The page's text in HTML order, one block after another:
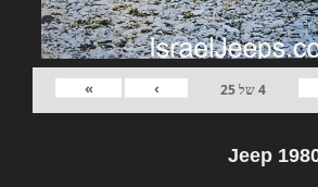
4של25
›
»